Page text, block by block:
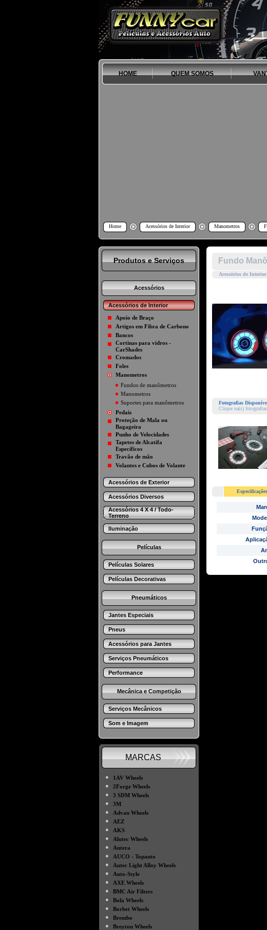
HOME QUEM SOMOS
Home Acessórios de Interior Manometros
Produtos e Serviços
Acessórios
Acessórios de Interior
Apoio de Braço
Artigos em Fibra de Carbono
Bancos
Cortinas para vidros -
CarShades
Cromados
Foles
Manometros
Fundos de manômetros
Manometros
Suportes para manômetros
Pedais
Proteção de Mala ou
Bagageira
Punho de Velocidades
Tapetes de Alcatifa
Específicos
Travão de mão
Volantes e Cubos de Volante
Acessórios de Exterior
Acessórios Diversos
Acessórios 4 X 4 / Todo-
Terreno
Iluminação
Películas
Películas Solares
Películas Decorativas
Pneumáticos
Jantes Especiais
Pneus
Acessórios para Jantes
Serviços Pneumáticos
Performance
Mecânica e Competição
Serviços Mecânicos
Som e Imagem
MARCAS
●
1AV Wheels
●
2Forge Wheels
●
3 SDM Wheels
●
3M
●
Advan Wheels
●
AEZ
●
AKS
●
Alutec Wheels
●
Antera
●
AUCO - Topauto
●
Autec Light Alloy Wheels
●
Auto-Style
●
AXE Wheels
●
BMC Air Filters
●
Bola Wheels
●
Borbet Wheels
●
Brembo
●
Breyton Wheels
Fundo
Acessórios de
Fotografias
Clique na(s)
Especificações